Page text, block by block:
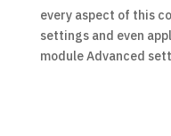
every aspect of this
settings and even
module Advanced